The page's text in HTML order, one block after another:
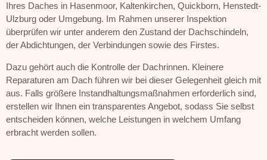
Ihres Daches in Hasenmoor, Kaltenkirchen, Quickborn, Henstedt-
Ulzburg oder Umgebung. Im Rahmen unserer Inspektion
überprüfen wir unter anderem den Zustand der Dachschindeln,
der Abdichtungen, der Verbindungen sowie des Firstes.
Dazu gehört auch die Kontrolle der Dachrinnen. Kleinere
Reparaturen am Dach führen wir bei dieser Gelegenheit gleich mit
aus. Falls größere Instandhaltungsmaßnahmen erforderlich sind,
erstellen wir Ihnen ein transparentes Angebot, sodass Sie selbst
entscheiden können, welche Leistungen in welchem Umfang
erbracht werden sollen.